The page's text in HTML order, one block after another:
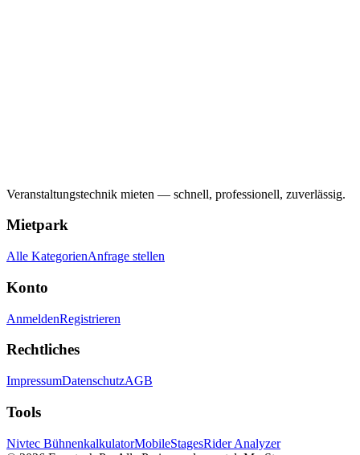
Veranstaltungstechnik mieten — schnell, professionell, zuverlässig.
Mietpark
Alle KategorienAnfrage stellen
Konto
AnmeldenRegistrieren
Rechtliches
ImpressumDatenschutzAGB
Tools
Nivtec BühnenkalkulatorMobileStagesRider Analyzer